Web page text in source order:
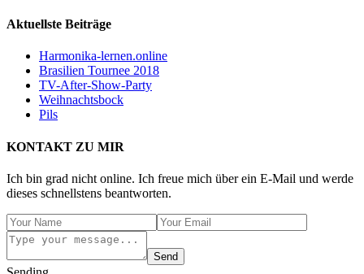
Aktuellste Beiträge
Harmonika-lernen.online
Brasilien Tournee 2018
TV-After-Show-Party
Weihnachtsbock
Pils
KONTAKT ZU MIR
Ich bin grad nicht online. Ich freue mich über ein E-Mail und werde
dieses schnellstens beantworten.
Send